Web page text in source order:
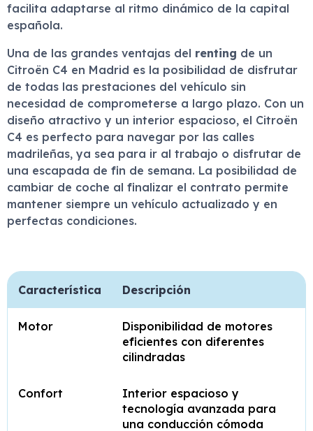
facilita adaptarse al ritmo dinámico de la capital
española.
Una de las grandes ventajas del renting de un
Citroën C4 en Madrid es la posibilidad de disfrutar
de todas las prestaciones del vehículo sin
necesidad de comprometerse a largo plazo. Con un
diseño atractivo y un interior espacioso, el Citroën
C4 es perfecto para navegar por las calles
madrileñas, ya sea para ir al trabajo o disfrutar de
una escapada de fin de semana. La posibilidad de
cambiar de coche al finalizar el contrato permite
mantener siempre un vehículo actualizado y en
perfectas condiciones.
Característica Descripción
Motor
Disponibilidad de motores
eficientes con diferentes
cilindradas
Confort
Interior espacioso y
tecnología avanzada para
una conducción cómoda